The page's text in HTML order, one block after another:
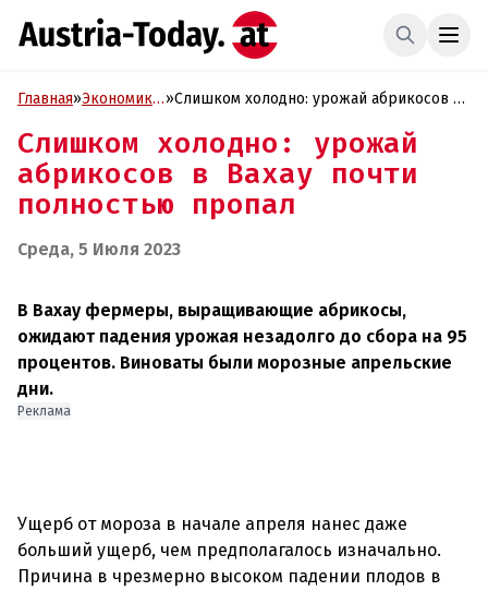
Главная»Экономика »Слишком холодно: урожай абрикосов в
Слишком холодно: урожай
абрикосов в Вахау почти
полностью пропал
Среда, 5 Июля 2023
В Вахау фермеры, выращивающие абрикосы,
ожидают падения урожая незадолго до сбора на 95
процентов. Виноваты были морозные апрельские
дни.
Реклама
Ущерб от мороза в начале апреля нанес даже
больший ущерб, чем предполагалось изначально.
Причина в чрезмерно высоком падении плодов в